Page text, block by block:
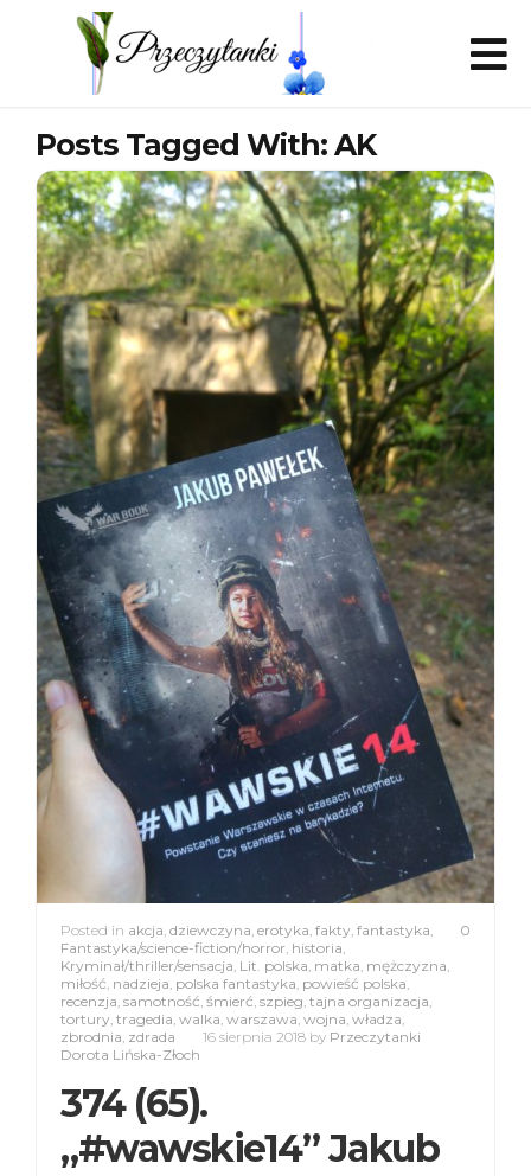
Posts Tagged With: AK
0
Posted in akcja dziewczyna erotyka fakty fantastyka
Fantastyka/science-fiction/horror historia
Kryminał/thriller/sensacja Lit. polska matka mężczyzna
miłość nadzieja polska fantastyka powieść polska
recenzja samotność śmierć szpieg tajna organizacja
tortury tragedia walka warszawa wojna władza
zbrodnia zdrada 16 sierpnia 2018 by Przeczytanki
Dorota Lińska-Złoch
374 (65).
„#wawskie14” Jakub